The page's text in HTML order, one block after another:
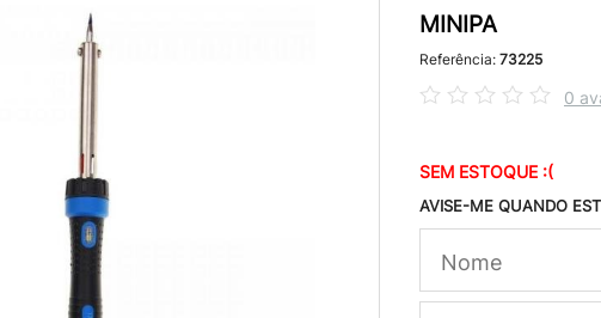
MINIPA
Referência: 73225
0
SEM ESTOQUE :(
AVISE-ME QUANDO